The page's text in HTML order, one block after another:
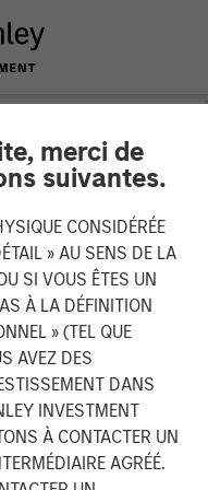
merci de
suivantes.
CONSIDÉRÉE
» AU SENS DE LA
SI VOUS ÊTES UN
À LA DÉFINITION
» (TEL QUE
AVEZ DES
DANS
INVESTMENT
À CONTACTER UN
AGRÉÉ.
Facility